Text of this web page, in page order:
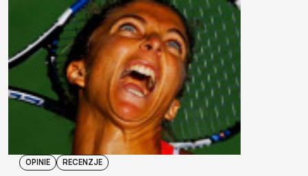
OPINIE RECENZJE